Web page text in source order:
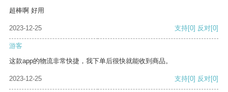
超棒啊 好用
2023-12-25 支持[0] 反对[0]
游客
这款app的物流非常快捷，我下单后很快就能收到商品。
2023-12-25 支持[0] 反对[0]